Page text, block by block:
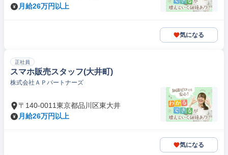
月給26万円以上
気になる
正社員
スマホ販売スタッフ(大井町)
株式会社ＡＰパートナーズ
〒140-0011東京都品川区東大井
月給26万円以上
気になる